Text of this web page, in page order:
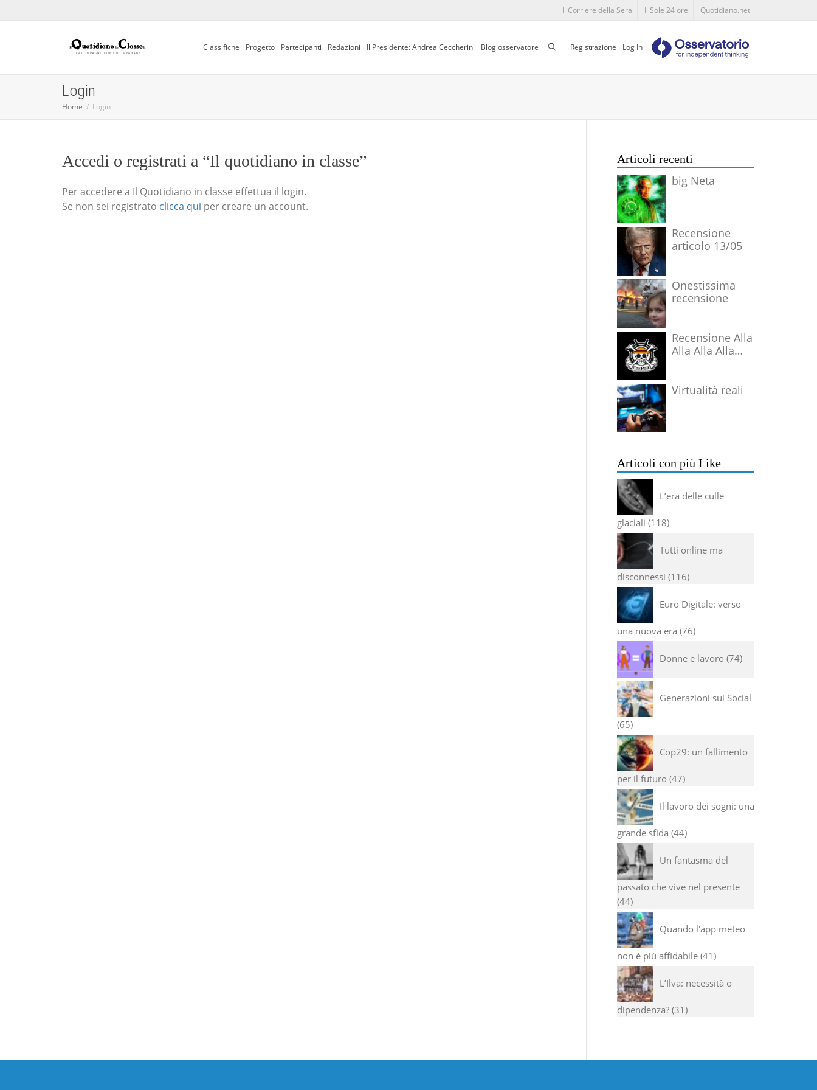
Il Corriere della Sera Il Sole 24 ore Quotidiano.net
Classifiche Progetto Partecipanti Redazioni Il Presidente: Andrea Ceccherini Blog osservatore CercaRegistrazione Log In
Login
Home Login
Accedi o registrati a “Il quotidiano in classe”
Per accedere a Il Quotidiano in classe effettua il login.
Se non sei registrato clicca qui per creare un account.
Articoli recenti
big Neta
Recensione
articolo 13/05
Onestissima
recensione
Recensione Alla
Alla Alla Alla
Virtualità reali
Articoli con più Like
L’era delle culle
glaciali 118
Tutti online ma
disconnessi 116
Euro Digitale: verso
una nuova era 76
Donne e lavoro 74
Generazioni sui Social
65
Cop29: un fallimento
per il futuro 47
Il lavoro dei sogni: una
grande sfida 44
Un fantasma del
passato che vive nel presente
44
Quando l'app meteo
non è più affidabile 41
L’Ilva: necessità o
dipendenza? 31